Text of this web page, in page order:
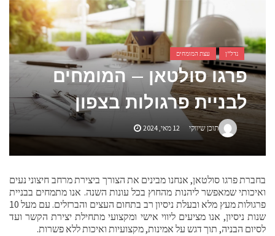
אביזרים ומתנות לגבר שאוהב להיות בשטח
אשפוז פסיכיאטרי ביתי: הגישה הדיסקרטית שמשנה את כללי המשחק בבריאות הנפש
נדל"ן עצת המומחים
פרגו סולטאן – המומחים
לבניית פרגולות בצפון
תוכן שיווקי 12 מאי, 2024
בחברת פרגו סולטאן, אנחנו מבינים את הצורך ביצירת מרחב חיצוני נעים
ואיכותי שמאפשר ליהנות מהחוץ בכל עונות השנה. אנו מתמחים בבניית
פרגולות מעץ מלא ובעלת ניסיון רב בתחום העצים והברזלים. עם מעל 10
שנות ניסיון, אנו מציעים ליווי אישי ומקצועי מתחילת יצירת הקשר ועד
לסיום הבניה, תוך דגש על אמינות, מקצועיות ואיכות ללא פשרות.